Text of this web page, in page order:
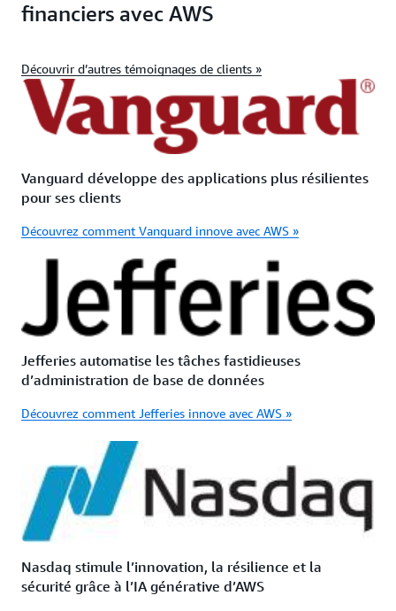
financiers avec AWS
Découvrir d’autres témoignages de clients »
Vanguard développe des applications plus résilientes
pour ses clients
Découvrez comment Vanguard innove avec AWS »
Jefferies automatise les tâches fastidieuses
d’administration de base de données
Découvrez comment Jefferies innove avec AWS »
Nasdaq stimule l’innovation, la résilience et la
sécurité grâce à l’IA générative d’AWS